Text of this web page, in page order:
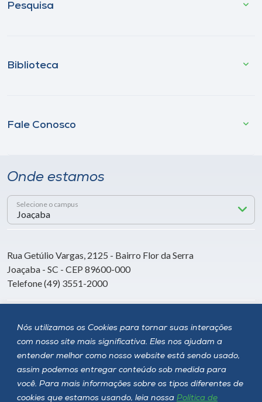
Nós utilizamos os Cookies para tornar suas interações
com nosso site mais significativa. Eles nos ajudam a
entender melhor como nosso website está sendo usado,
assim podemos entregar conteúdo sob medida para
você. Para mais informações sobre os tipos diferentes de
cookies que estamos usando, leia nossa Política de
Pesquisa
Biblioteca
Fale Conosco
Onde estamos
Selecione o campus
Rua Getúlio Vargas, 2125 - Bairro Flor da Serra
Joaçaba - SC - CEP 89600-000
Telefone (49) 3551-2000
Siga a Unoesc